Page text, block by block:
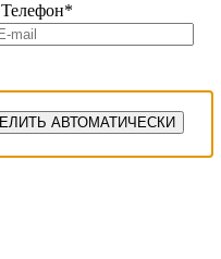
Телефон*
АВТОМАТИЧЕСКИ